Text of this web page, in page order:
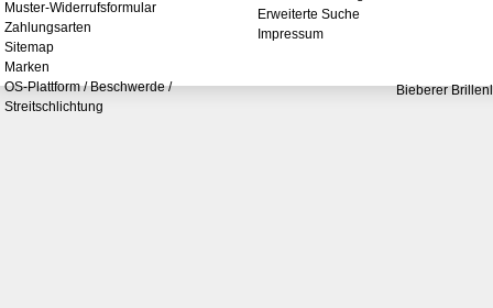
Muster-Widerrufsformular
Zahlungsarten
Sitemap
Marken
OS-Plattform / Beschwerde /
Streitschlichtung
Erweiterte Suche
Impressum
Bieberer